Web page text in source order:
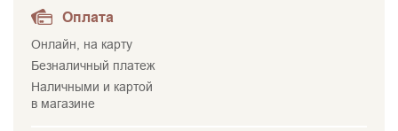
Оплата
Онлайн, на карту
Безналичный платеж
Наличными и картой
в магазине